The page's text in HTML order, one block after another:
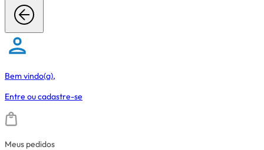
Bem vindo(a),
Entre oucadastre-se
Meus pedidos